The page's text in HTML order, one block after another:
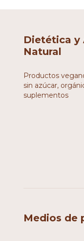
Dietética y
Natural
Productos
sin azúcar,
suplementos
Medios de